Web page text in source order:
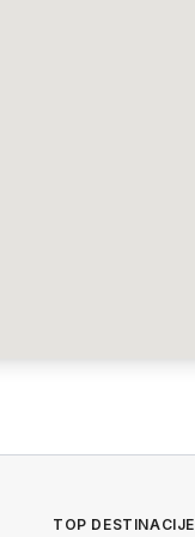
TOP DESTINACIJE